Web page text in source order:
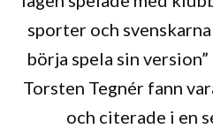
sporter och
börja spela sin
Torsten Tegnér fann
och citerade i en